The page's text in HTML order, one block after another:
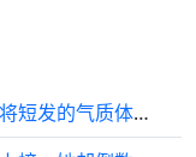
短发明星不被人看好，这位艺人，却将短发的气质体现的淋漓尽致